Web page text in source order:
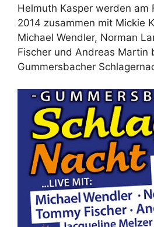
Helmuth Kasper werden am
2014 zusammen mit Mickie
Michael Wendler, Norman
Fischer und Andreas Martin
Gummersbacher